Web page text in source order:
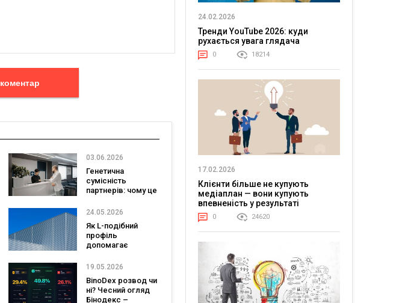
Залишити коментар
03.06.2026
Генетична
сумісність
партнерів: чому це
перевірити
24.05.2026
Як L-подібний
профіль
допомагає
довговічні
19.05.2026
BinoDex розвод чи
ні? Чесний огляд
Бінодекс –
24.02.2026
Тренди YouTube 2026: куди
рухається увага глядача
0 18214
17.02.2026
Клієнти більше не купують
медіаплан — вони купують
впевненість у результаті
0 24620